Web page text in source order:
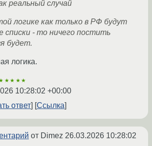
реальный случай
логике как только в РФ будут
списки - то ничего постить
будет.
логика.
10:28:02 +00:00
ответ
Ссылка
от Dimez 26.03.2026 10:28:02